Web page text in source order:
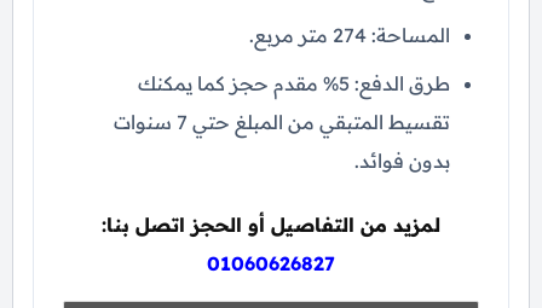
المساحة: 274 متر مربع.
طرق الدفع: 5% مقدم حجز كما يمكنك
تقسيط المتبقي من المبلغ حتي 7 سنوات
بدون فوائد.
لمزيد من التفاصيل أو الحجز اتصل بنا:
01060626827